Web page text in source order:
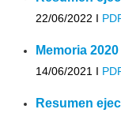
22/06/2022 I
Memoria 2020
14/06/2021 I
Resumen